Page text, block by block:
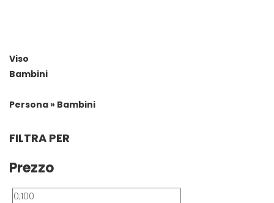
Viso
Bambini
Persona » Bambini
FILTRA PER
Prezzo